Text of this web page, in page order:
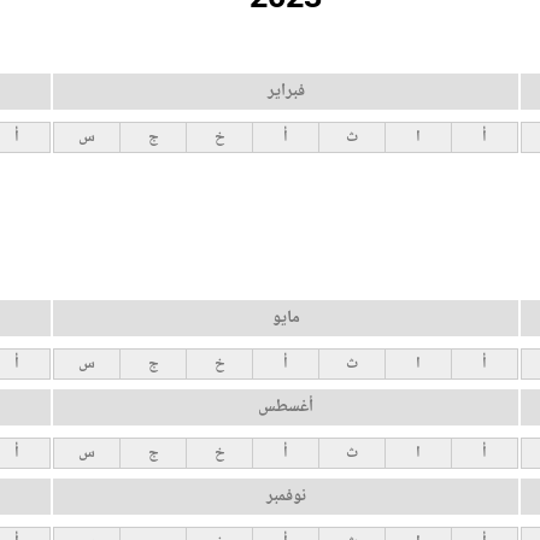
فبراير
أ ا ث أ خ ج س أ
مايو
أ ا ث أ خ ج س أ
أغسطس
أ ا ث أ خ ج س أ
نوفمبر